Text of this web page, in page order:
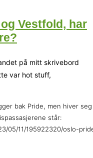
Vestfold, har
på mitt skrivebord
var hot stuff,
bak Pride, men hiver
står:
05/11/195922320/oslo-